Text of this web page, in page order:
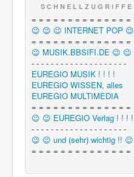
S C H N E L L Z U G R I F F E
= = = = = = = = = = = = = =
😉 😉 😉 INTERNET POP 😉
= = = = = = = = = = = = = =
😉 MUSIK.BBSIFI.DE 😉 😉
- - - - - - - - - - - - - - - - - - - -
EUREGIO MUSIK ! ! ! !
EUREGIO WISSEN, alles
EUREGIO MULTIMEDIA
= = = = = = = = = = = = = =
😉 😉 EUREGIO Verlag ! ! ! !
- - - - - - - - - - - - - - - - - - - -
😉 😉 und (sehr) wichtig !! 😉
= = = = = = = = = = = = = =